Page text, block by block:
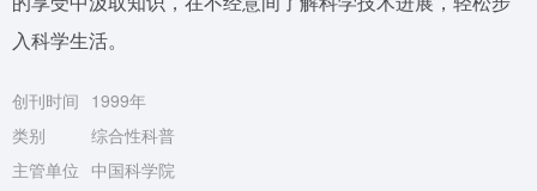
入科学生活。
创刊时间 1999年
类别
综合性科普
主管单位 中国科学院